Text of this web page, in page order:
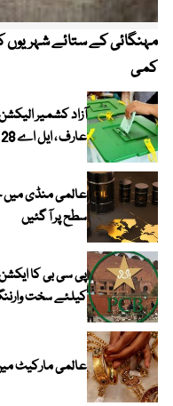
مہنگائی کے ستائے
کمی
عارف ، ایل اے 28 میں پیپلز پارٹی کے بازل نقوی کامیاب
عالمی منڈی میں
سطح پر آ گئیں
پی سی بی کا
کیلئے سخت
عالمی مارکیٹ